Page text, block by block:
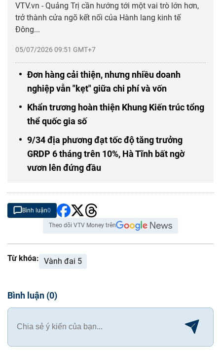
05/07/2026 09:51 GMT+7
VTV.vn - Quảng Trị cần hướng tới một vai trò lớn hơn,
trở thành cửa ngõ kết nối của Hành lang kinh tế
Đông...
Đơn hàng cải thiện, nhưng nhiều doanh
nghiệp vẫn "kẹt" giữa chi phí và vốn
Khẩn trương hoàn thiện Khung Kiến trúc tổng
thể quốc gia số
9/34 địa phương đạt tốc độ tăng trưởng
GRDP 6 tháng trên 10%, Hà Tĩnh bất ngờ
vươn lên đứng đầu
Bình luận0
Theo dõi VTV Money trên
Từ khóa: Vành đai 5
Bình luận (0)